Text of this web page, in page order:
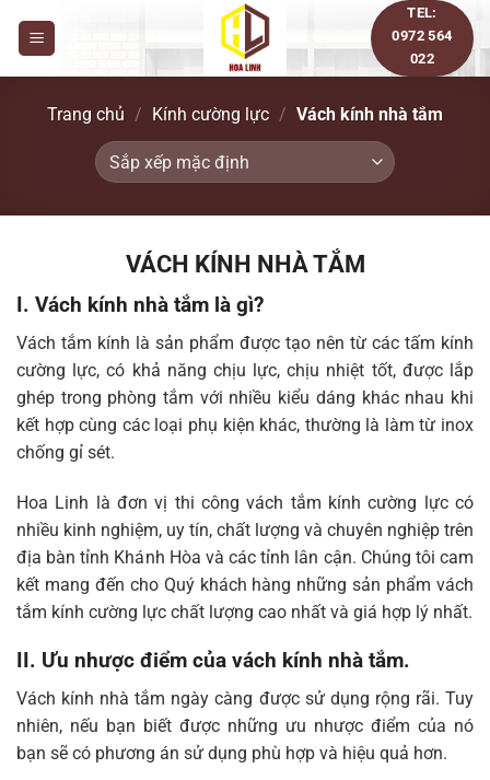
TEL:
0972 564
022
Trang chủ / Kính cường lực / Vách kính nhà tắm
VÁCH KÍNH NHÀ TẮM
I. Vách kính nhà tắm là gì?
Vách tắm kính là sản phẩm được tạo nên từ các tấm kính
cường lực, có khả năng chịu lực, chịu nhiệt tốt, được lắp
ghép trong phòng tắm với nhiều kiểu dáng khác nhau khi
kết hợp cùng các loại phụ kiện khác, thường là làm từ inox
chống gỉ sét.
Hoa Linh là đơn vị thi công vách tắm kính cường lực có
nhiều kinh nghiệm, uy tín, chất lượng và chuyên nghiệp trên
địa bàn tỉnh Khánh Hòa và các tỉnh lân cận. Chúng tôi cam
kết mang đến cho Quý khách hàng những sản phẩm vách
tắm kính cường lực chất lượng cao nhất và giá hợp lý nhất.
II. Ưu nhược điểm của vách kính nhà tắm.
Vách kính nhà tắm ngày càng được sử dụng rộng rãi. Tuy
nhiên, nếu bạn biết được những ưu nhược điểm của nó
bạn sẽ có phương án sử dụng phù hợp và hiệu quả hơn.